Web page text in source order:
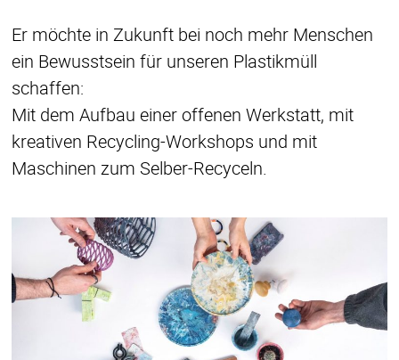
Er möchte in Zukunft bei noch mehr Menschen
ein Bewusstsein für unseren Plastikmüll
schaffen:
Mit dem Aufbau einer offenen Werkstatt, mit
kreativen Recycling-Workshops und mit
Maschinen zum Selber-Recyceln.